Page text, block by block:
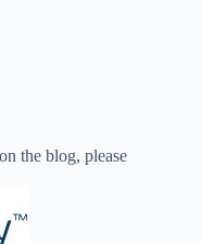
the blog, please